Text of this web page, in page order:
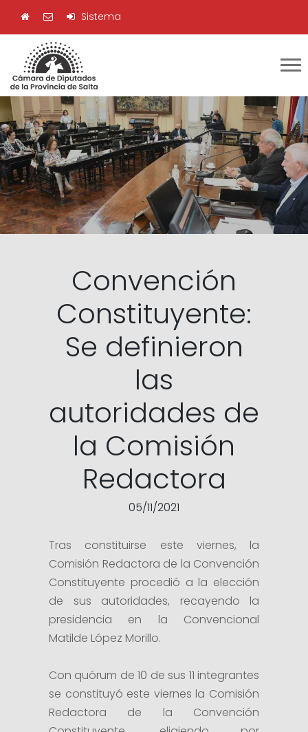
Sistema
Convención
Constituyente:
Se definieron
las
autoridades de
la Comisión
Redactora
05/11/2021
Tras constituirse este viernes, la
Comisión Redactora de la Convención
Constituyente procedió a la elección
de sus autoridades, recayendo la
presidencia en la Convencional
Matilde López Morillo.
Con quórum de 10 de sus 11 integrantes
se constituyó este viernes la Comisión
Redactora de la Convención